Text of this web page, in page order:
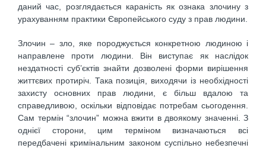
даний час, розглядається караність як ознака злочину з
урахуванням практики Європейського суду з прав людини.
Злочин – зло, яке породжується конкретною людиною і
направлене проти людини. Він виступає як наслідок
нездатності суб’єктів знайти дозволені форми вирішення
життєвих протиріч. Така позиція, виходячи із необхідності
захисту основних прав людини, є більш вдалою та
справедливою, оскільки відповідає потребам сьогодення.
Сам термін “злочин” можна вжити в двоякому значенні. З
однієї сторони, цим терміном визначаються всі
передбачені кримінальним законом суспільно небезпечні